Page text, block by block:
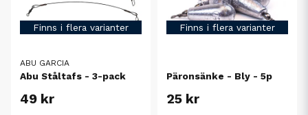
Finns i flera varianter
ABU GARCIA
Abu Ståltafs - 3-pack
49 kr
Finns i flera varianter
Päronsänke - Bly - 5p
25 kr